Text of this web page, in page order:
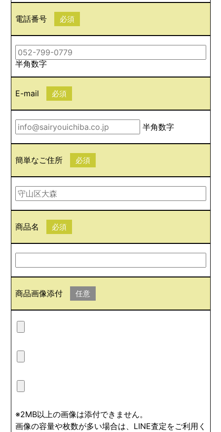
電話番号 必須
半角数字
E-mail 必須
半角数字
簡単なご住所 必須
商品名 必須
商品画像添付 任意
※2MB以上の画像は添付できません。
画像の容量や枚数が多い場合は、LINE査定をご利用く